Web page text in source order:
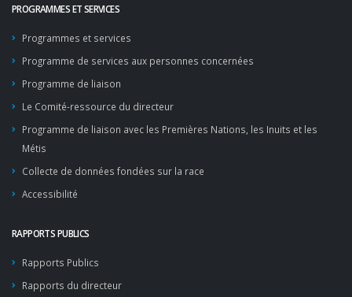
PROGRAMMES ET SERVICES
Programmes et services
Programme de services aux personnes concernées
Programme de liaison
Le Comité-ressource du directeur
Programme de liaison avec les Premières Nations, les Inuits et les
Métis
Collecte de données fondées sur la race
Accessibilité
RAPPORTS PUBLICS
Rapports Publics
Rapports du directeur